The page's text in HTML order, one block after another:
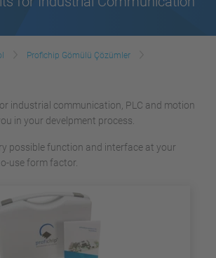
Profichip Gömülü Çözümler
industrial communication, PLC and motion
in your develpment process.
possible function and interface at your
use form factor.